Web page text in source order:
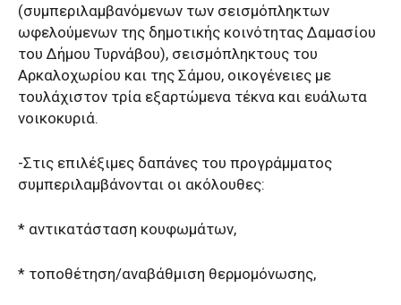
(συμπεριλαμβανόμενων των σεισμόπληκτων
ωφελούμενων της δημοτικής κοινότητας Δαμασίου
του Δήμου Τυρνάβου), σεισμόπληκτους του
Αρκαλοχωρίου και της Σάμου, οικογένειες με
τουλάχιστον τρία εξαρτώμενα τέκνα και ευάλωτα
νοικοκυριά.
-Στις επιλέξιμες δαπάνες του προγράμματος
συμπεριλαμβάνονται οι ακόλουθες:
* αντικατάσταση κουφωμάτων,
* τοποθέτηση/αναβάθμιση θερμομόνωσης,